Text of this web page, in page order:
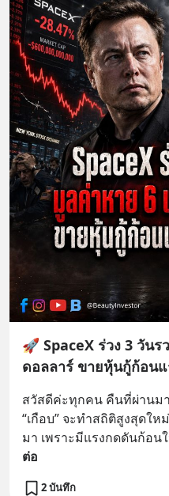
🚀 SpaceX ร่วง 3 วัน
ดอลลาร์ ขายหุ้นกู้ก้อน
สวัสดีค่ะทุกคน คืนที่ผ่านม
“เกือบ” จะทำสถิติสูงสุดใ
มา เพราะมีแรงกดดันก้อ
ต่อ
2 บันทึก